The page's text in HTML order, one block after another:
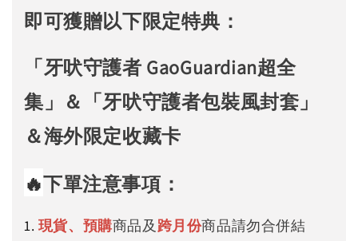
即可獲贈以下限定特典：
「牙吠守護者 GaoGuardian超全
集」＆「牙吠守護者包裝風封套」
＆海外限定收藏卡
🔥下單注意事項：
1. 現貨、預購商品及 跨月份商品請勿合併結